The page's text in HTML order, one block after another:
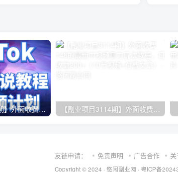
【副业项目4516期】外面收费2980元的TikTok影视解说、中视频教程，比国内的中视频计划收益高很多
友链申请： 免责声明 广告合作
Copyright © 2024 · 悠闲副业网 · 粤ICP备